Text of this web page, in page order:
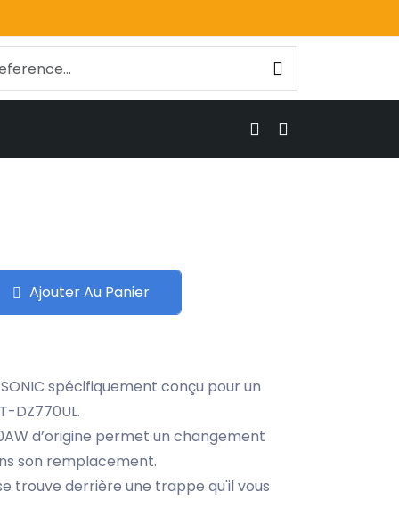
Ajouter Au Panier
spécifiquement conçu pour un
DZ770UL.
d’origine permet un changement
son remplacement.
trouve derrière une trappe qu'il vous